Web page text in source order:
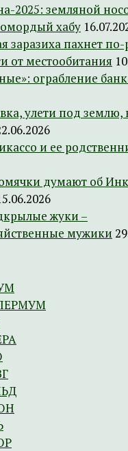
2025: земляной
хабу
заразиха пахнет
от местообитания
ограбление
улети под землю,
и ее
думают об
жуки –
мужики